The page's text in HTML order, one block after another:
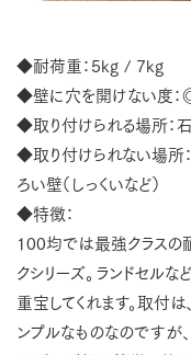
◆耐荷重：5kg / 7kg
◆壁に穴を開けない度：
◆取り付けられる場所：
◆取り付けられない場所：
ろい壁（しっくいなど）
◆特徴：
100均では最強クラスの
クシリーズ。ランドセル
重宝してくれます。取付
ンプルなものなのですが